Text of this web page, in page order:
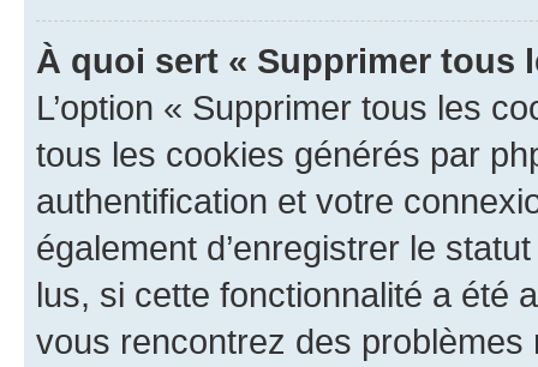
À quoi sert « Supprimer tous
L’option « Supprimer tous les
tous les cookies générés par
authentification et votre
également d’enregistrer le
lus, si cette fonctionnalité a été
vous rencontrez des